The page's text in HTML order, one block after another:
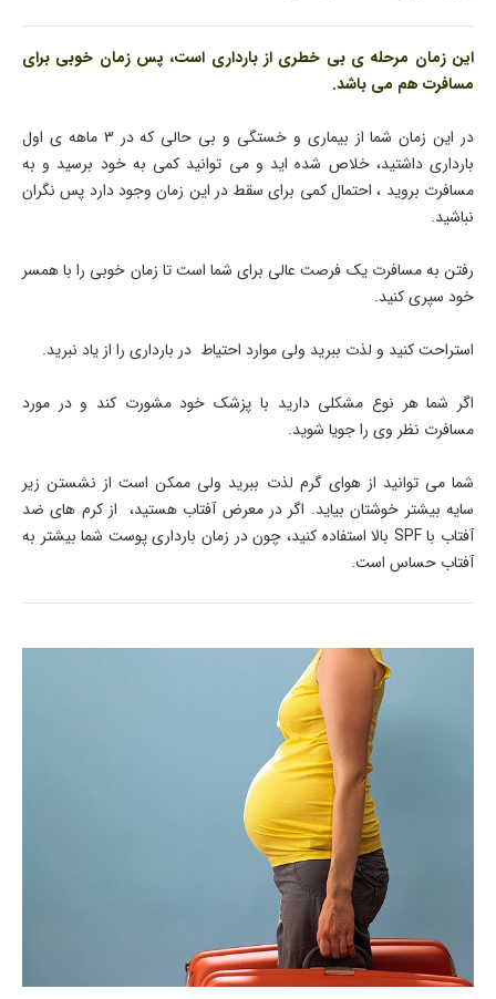
این زمان مرحله ی بی خطری از بارداری است، پس زمان خوبی برای
مسافرت هم می باشد.
در این زمان شما از بیماری و خستگی و بی حالی که در 3 ماهه ی اول
بارداری داشتید، خلاص شده اید و می توانید کمی به خود برسید و به
مسافرت بروید ، احتمال کمی برای سقط در این زمان وجود دارد پس نگران
نباشید.
رفتن به مسافرت یک فرصت عالی برای شما است تا زمان خوبی را با همسر
خود سپری کنید.
استراحت کنید و لذت ببرید ولی موارد احتیاط در بارداری را از یاد نبرید.
اگر شما هر نوع مشکلی دارید با پزشک خود مشورت کند و در مورد
مسافرت نظر وی را جویا شوید.
شما می توانید از هوای گرم لذت ببرید ولی ممکن است از نشستن زیر
سایه بیشتر خوشتان بیاید. اگر در معرض آفتاب هستید، از کرم های ضد
آفتاب با SPF بالا استفاده کنید، چون در زمان بارداری پوست شما بیشتر به
آفتاب حساس است.